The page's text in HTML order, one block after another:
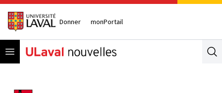
Donner monPortail
Open menu